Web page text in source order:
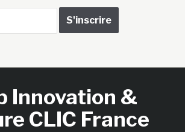
Innovation &
CLIC France